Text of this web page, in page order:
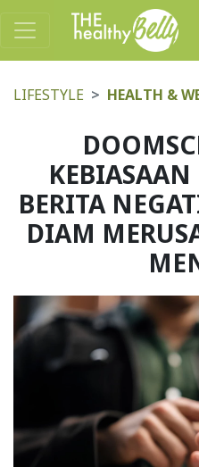
LIFESTYLE HEALTH &
BERITA
DIAM